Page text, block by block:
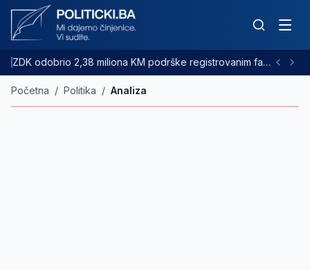
ZDK odobrio 2,38 miliona KM podrške registrovanim farmama goveda
Početna / Politika / Analiza